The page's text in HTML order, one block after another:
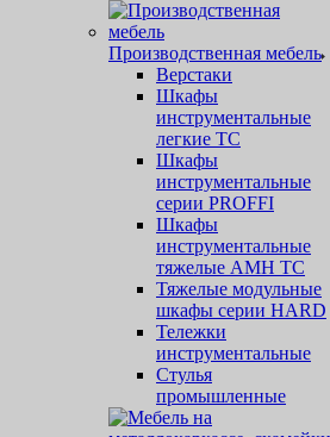
Производственная мебель
Верстаки
Шкафы
инструментальные
легкие ТС
Шкафы
инструментальные
серии PROFFI
Шкафы
инструментальные
тяжелые AMH TC
Тяжелые модульные
шкафы серии HARD
Тележки
инструментальные
Стулья
промышленные